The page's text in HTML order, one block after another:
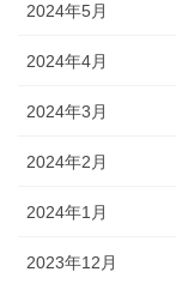
2024年5月
2024年4月
2024年3月
2024年2月
2024年1月
2023年12月